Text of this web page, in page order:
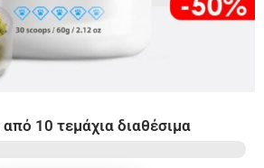
10 τεμάχια διαθέσιμα